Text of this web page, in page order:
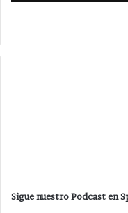
Sigue nuestro Podcast en